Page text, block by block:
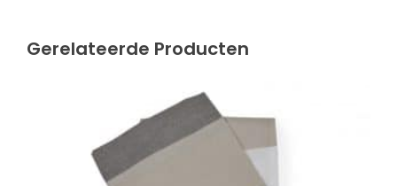
Gerelateerde Producten